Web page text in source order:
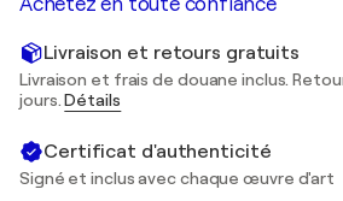
Livraison et retours gratuits
Livraison et frais de douane inclus.
jours.Détails
Certificat d'authenticité
Signé et inclus avec chaque œuvre d'art